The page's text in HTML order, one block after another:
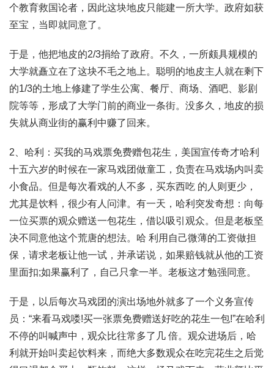
个教育救国论者，因此这块地皮只能建一所大学。政府如获
至宝，当即就同意了。
于是，他把地皮的2/3捐给了政府。不久，一所颇具规模的
大学就矗立在了这块不毛之地上。聪明的地皮主人就在剩下
的1/3的土地上修建了学生公寓、餐厅、商场、酒吧、影剧
院等等，形成了大学门前的商业一条街。没多久，地皮的损
失就从商业街的赢利中赚了回来。
2、哈利：买我的马戏票免费赠包花生，美国宣传奇才哈利
十五六岁的时候在一家马戏团做童工，负责在马戏场内叫卖
小食品。但是每次看戏的人不多，买东西吃 的人则更少，
尤其是饮料，很少有人问津。有一天，哈利突发奇想：向每
一位买票的观众赠送一包花生，借以吸引观众。但是老板坚
决不同意他这个荒唐的想法。哈 利用自己微薄的工资做担
保，请求老板让他一试，并承诺说，如果赔钱就从他的工资
里面扣;如果赢利了，自己只拿一半。老板这才勉强同意。
于是，以后每次马戏团的演出场地外就多了一个义务宣传
员：“来看马戏喽!买一张票免费赠送好吃的花生一包!”在哈利
不停的叫喊声中，观众比往常多了几 倍。观众进场后，哈
利就开始叫卖起饮料来，而绝大多数观众在吃完花生之后觉